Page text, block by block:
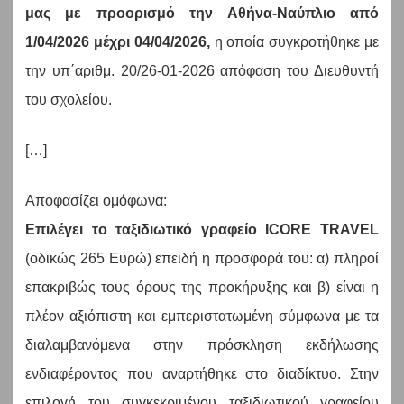
μας με προορισμό την Αθήνα-Ναύπλιο από
1/04/2026 μέχρι 04/04/2026,η οποία συγκροτήθηκε με
την υπ΄αριθμ. 20/26-01-2026 απόφαση του Διευθυντή
του σχολείου.
[…]
Αποφασίζει ομόφωνα:
Επιλέγει το ταξιδιωτικό γραφείο ICORE TRAVEL
(οδικώς 265 Ευρώ) επειδή η προσφορά του: α) πληροί
επακριβώς τους όρους της προκήρυξης και β) είναι η
πλέον αξιόπιστη και εμπεριστατωμένη σύμφωνα με τα
διαλαμβανόμενα στην πρόσκληση εκδήλωσης
ενδιαφέροντος που αναρτήθηκε στο διαδίκτυο. Στην